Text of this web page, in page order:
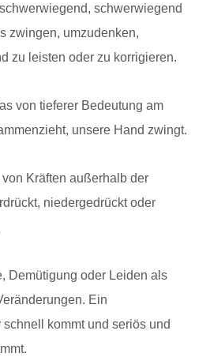
schwerwiegend
zwingen, umzudenken,
zu leisten oder zu korrigieren.
von tieferer Bedeutung am
unsere Hand zwingt.
Kräften außerhalb der
niedergedrückt oder
Demütigung oder Leiden als
Ein
kommt und seriös und